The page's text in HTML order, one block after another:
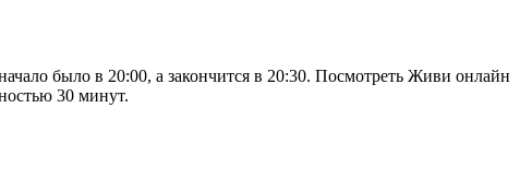
было в 20:00, а закончится в 20:30. Посмотреть Живи онлайн
30 минут.